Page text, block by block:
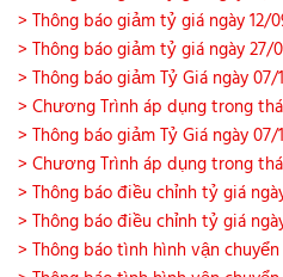
> Thông báo giảm tỷ giá ngày 12/
> Thông báo giảm tỷ giá ngày 27/
> Thông báo giảm Tỷ Giá ngày 07/
> Chương Trình áp dụng trong
> Thông báo giảm Tỷ Giá ngày 07/
> Chương Trình áp dụng trong
> Thông báo điều chỉnh tỷ giá
> Thông báo điều chỉnh tỷ giá
> Thông báo tình hình vận